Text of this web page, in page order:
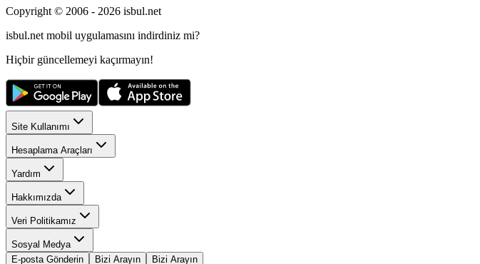
Copyright © 2006 - 2026 isbul.net
isbul.net mobil uygulamasını indirdiniz mi?
Hiçbir güncellemeyi kaçırmayın!
Site Kullanımı
Hesaplama Araçları
Yardım
Hakkımızda
Veri Politikamız
Sosyal Medya
E-posta Gönderin
Bizi Arayın Bizi Arayın